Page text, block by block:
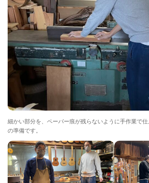
細かい部分を、ペーパー痕が残らないように手作業で
の準備です。